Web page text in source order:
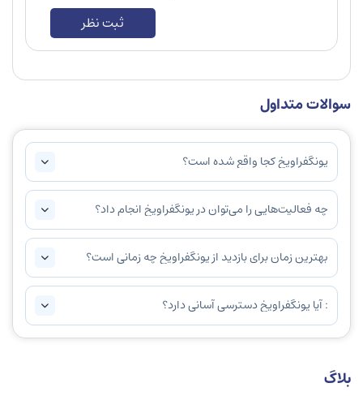
ثبت نظر
سوالات متداول
یونگفراویخ کجا واقع شده است؟
چه فعالیت‌هایی را می‌توان در یونگفراویخ انجام داد؟
بهترین زمان برای بازدید از یونگفراویخ چه زمانی است؟
: آیا یونگفراویخ دسترسی آسانی دارد؟
بلاگ